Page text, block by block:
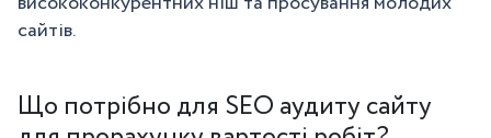
сайтів.
Що потрібно для SEO аудиту сайту